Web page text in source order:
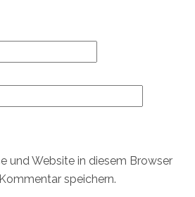
und Website in diesem Browser
speichern.